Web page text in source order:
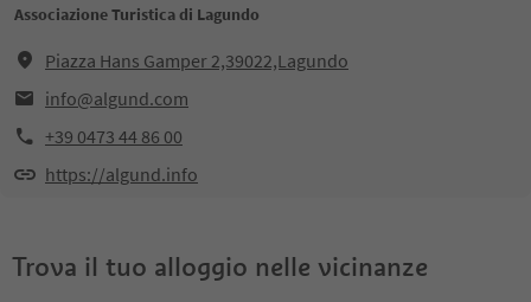
Associazione Turistica di Lagundo
Piazza Hans Gamper 2,39022,Lagundo
info@algund.com
+39 0473 44 86 00
https://algund.info
Trova il tuo alloggio nelle vicinanze